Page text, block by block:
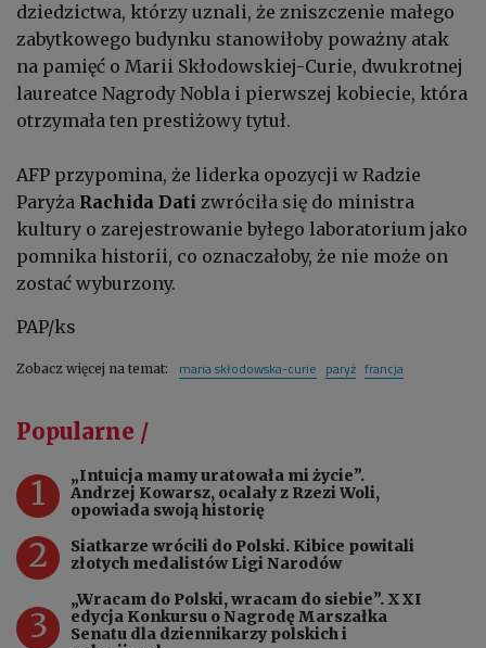
dziedzictwa, którzy uznali, że zniszczenie małego
zabytkowego budynku stanowiłoby poważny atak
na pamięć o Marii Skłodowskiej-Curie, dwukrotnej
laureatce Nagrody Nobla i pierwszej kobiecie, która
otrzymała ten prestiżowy tytuł.
AFP przypomina, że liderka opozycji w Radzie
Paryża Rachida Dati zwróciła się do ministra
kultury o zarejestrowanie byłego laboratorium jako
pomnika historii, co oznaczałoby, że nie może on
zostać wyburzony.
PAP/ks
Zobacz więcej na temat: maria skłodowska-curie paryż francja
Popularne /
1
„Intuicja mamy uratowała mi życie”.
Andrzej Kowarsz, ocalały z Rzezi Woli,
opowiada swoją historię
2
Siatkarze wrócili do Polski. Kibice powitali
złotych medalistów Ligi Narodów
3
„Wracam do Polski, wracam do siebie”. XXI
edycja Konkursu o Nagrodę Marszałka
Senatu dla dziennikarzy polskich i